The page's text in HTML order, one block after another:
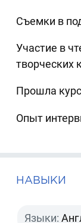
Съемки в
Участие в
творческих
Прошла
Опыт
НАВЫКИ
Языки: